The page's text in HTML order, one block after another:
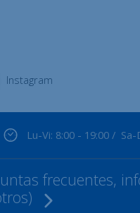
Instagram
Lu-Vi: 8:00 - 19:00 / Sa-
frecuentes,